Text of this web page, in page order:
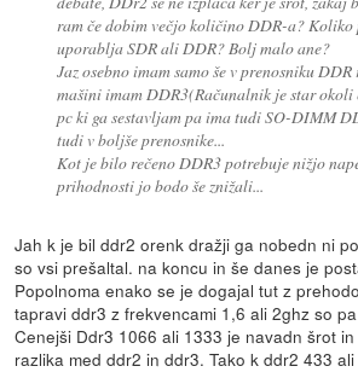
ram če dobim večjo količino DDR-a? Koliko
uporablja SDR ali DDR? Bolj malo ane?
Jaz osebno imam samo še v prenosniku
mašini imam DDR3(Računalnik je star okoli
pc ki ga sestavljam pa ima tudi SO-DIMM
tudi v boljše prenosnike...
Kot je bilo rečeno DDR3 potrebuje nižjo
prihodnosti jo bodo še znižali...
Jah k je bil ddr2 orenk dražji ga nobedn ni
so vsi prešaltal. na koncu in še danes je
Popolnoma enako se je dogajal tut z
tapravi ddr3 z frekvencami 1,6 ali 2ghz so
Cenejši Ddr3 1066 ali 1333 je navadn šrot
razlika med ddr2 in ddr3. Tako k ddr2 433